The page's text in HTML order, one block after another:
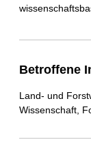
Betroffene
Land- und
Wissenschaft,